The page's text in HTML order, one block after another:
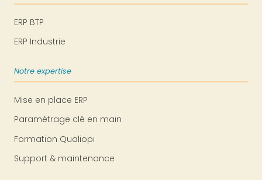
ERP BTP
ERP Industrie
Notre expertise
Mise en place ERP
Paramétrage clé en main
Formation Qualiopi
Support & maintenance